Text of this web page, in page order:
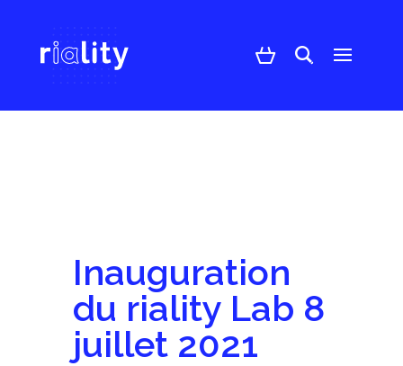
Inauguration
du riality Lab 8
juillet 2021